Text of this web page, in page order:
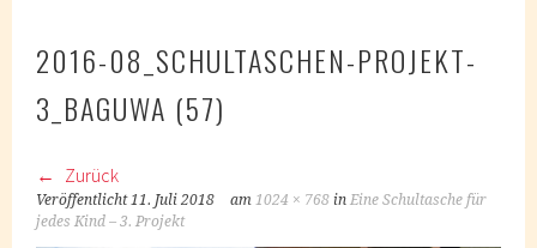
2016-08_SCHULTASCHEN-PROJEKT-
3_BAGUWA (57)
Zurück
Veröffentlicht11. Juli 2018 am1024 × 768 inEine Schultasche für
jedes Kind – 3. Projekt